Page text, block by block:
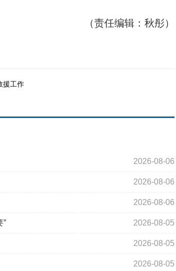
（责任编辑：秋彤）
援工作
2026-08-06
2026-08-06
2026-08-06
” 2026-08-05
2026-08-05
2026-08-05